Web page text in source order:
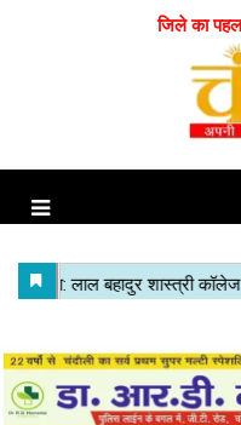
जिले का